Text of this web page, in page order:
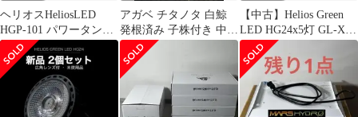
ヘリオスHeliosLED
HGP-101 パワータンク
付 パキプスグラキリ
ス
アガベ チタノタ 白鯨
発根済み 子株付き 中～
大株 良株 抜き苗
【中古】Helios Green
LED HG24x5灯 GL-X 2
灯